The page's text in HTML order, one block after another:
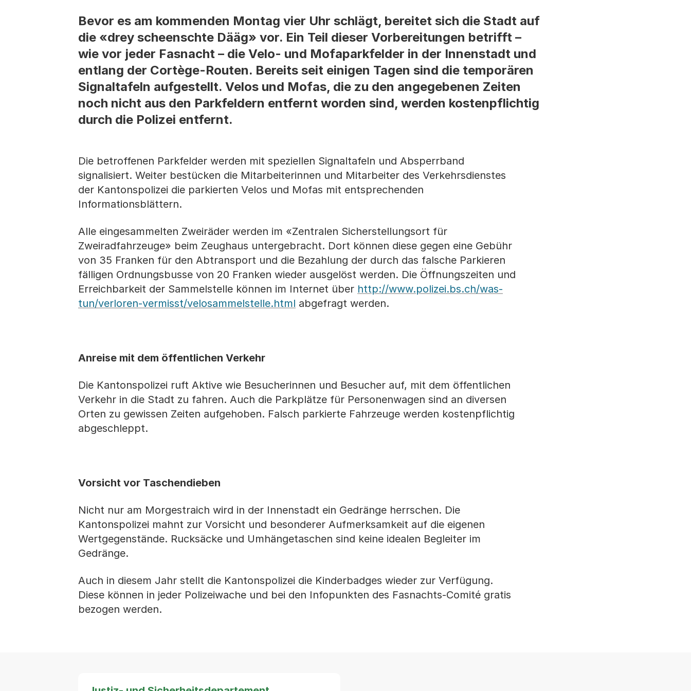
Bevor es am kommenden Montag vier Uhr schlägt, bereitet sich die Stadt auf
die «drey scheenschte Dääg» vor. Ein Teil dieser Vorbereitungen betrifft –
wie vor jeder Fasnacht – die Velo- und Mofaparkfelder in der Innenstadt und
entlang der Cortège-Routen. Bereits seit einigen Tagen sind die temporären
Signaltafeln aufgestellt. Velos und Mofas, die zu den angegebenen Zeiten
noch nicht aus den Parkfeldern entfernt worden sind, werden kostenpflichtig
durch die Polizei entfernt.
Die betroffenen Parkfelder werden mit speziellen Signaltafeln und Absperrband
signalisiert. Weiter bestücken die Mitarbeiterinnen und Mitarbeiter des Verkehrsdienstes
der Kantonspolizei die parkierten Velos und Mofas mit entsprechenden
Informationsblättern.
Alle eingesammelten Zweiräder werden im «Zentralen Sicherstellungsort für
Zweiradfahrzeuge» beim Zeughaus untergebracht. Dort können diese gegen eine Gebühr
von 35 Franken für den Abtransport und die Bezahlung der durch das falsche Parkieren
fälligen Ordnungsbusse von 20 Franken wieder ausgelöst werden. Die Öffnungszeiten und
Erreichbarkeit der Sammelstelle können im Internet über http://www.polizei.bs.ch/was-
tun/verloren-vermisst/velosammelstelle.html abgefragt werden.
Anreise mit dem öffentlichen Verkehr
Die Kantonspolizei ruft Aktive wie Besucherinnen und Besucher auf, mit dem öffentlichen
Verkehr in die Stadt zu fahren. Auch die Parkplätze für Personenwagen sind an diversen
Orten zu gewissen Zeiten aufgehoben. Falsch parkierte Fahrzeuge werden kostenpflichtig
abgeschleppt.
Vorsicht vor Taschendieben
Nicht nur am Morgestraich wird in der Innenstadt ein Gedränge herrschen. Die
Kantonspolizei mahnt zur Vorsicht und besonderer Aufmerksamkeit auf die eigenen
Wertgegenstände. Rucksäcke und Umhängetaschen sind keine idealen Begleiter im
Gedränge.
Auch in diesem Jahr stellt die Kantonspolizei die Kinderbadges wieder zur Verfügung.
Diese können in jeder Polizeiwache und bei den Infopunkten des Fasnachts-Comité gratis
bezogen werden.